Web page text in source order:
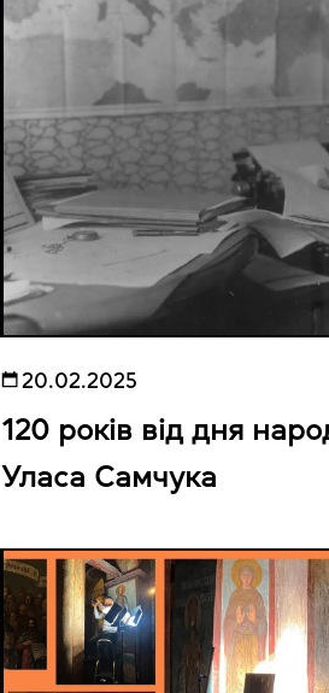
20.02.2025
120 років від дня
Уласа Самчука